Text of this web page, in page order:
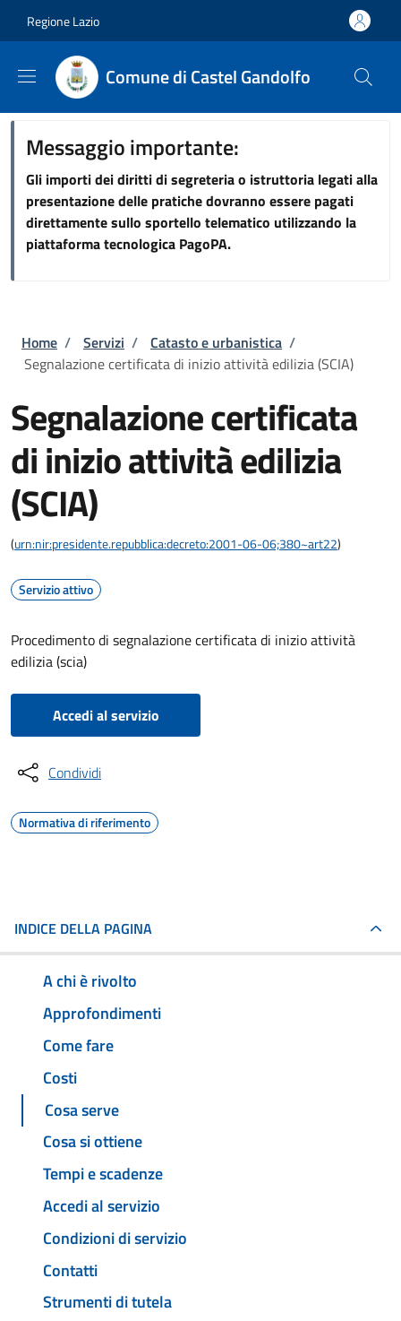
Regione Lazio
Comune di Castel Gandolfo
Messaggio importante:
Gli importi dei diritti di segreteria o istruttoria legati alla
presentazione delle pratiche dovranno essere pagati
direttamente sullo sportello telematico utilizzando la
piattaforma tecnologica PagoPA.
Briciole di pane
Home / Servizi / Catasto e urbanistica /
Segnalazione certificata di inizio attività edilizia (SCIA)
Segnalazione certificata
di inizio attività edilizia
(SCIA)
(urn:nir:presidente.repubblica:decreto:2001-06-06;380~art22)
Servizio attivo
Procedimento di segnalazione certificata di inizio attività
edilizia (scia)
Accedi al servizio
Condividi
Normativa di riferimento
INDICE DELLA PAGINA
A chi è rivolto
Approfondimenti
Come fare
Costi
Cosa serve
Cosa si ottiene
Tempi e scadenze
Accedi al servizio
Condizioni di servizio
Contatti
Strumenti di tutela